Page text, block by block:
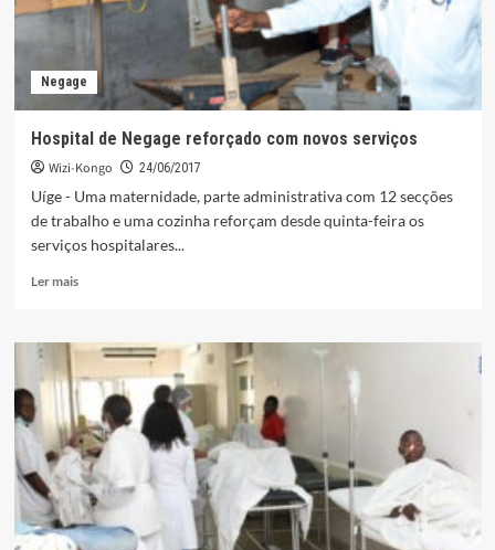
Negage
Hospital de Negage reforçado com novos serviços
Wizi-Kongo 24/06/2017
Uíge - Uma maternidade, parte administrativa com 12 secções
de trabalho e uma cozinha reforçam desde quinta-feira os
serviços hospitalares...
Ler maisLeia
Hospital
Negage
reforçado
com
novos
serviços